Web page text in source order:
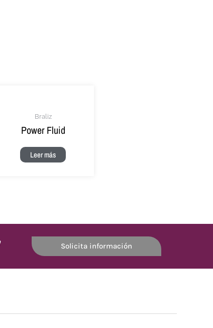
Braliz
Power Fluid
Leer más
Solicita información